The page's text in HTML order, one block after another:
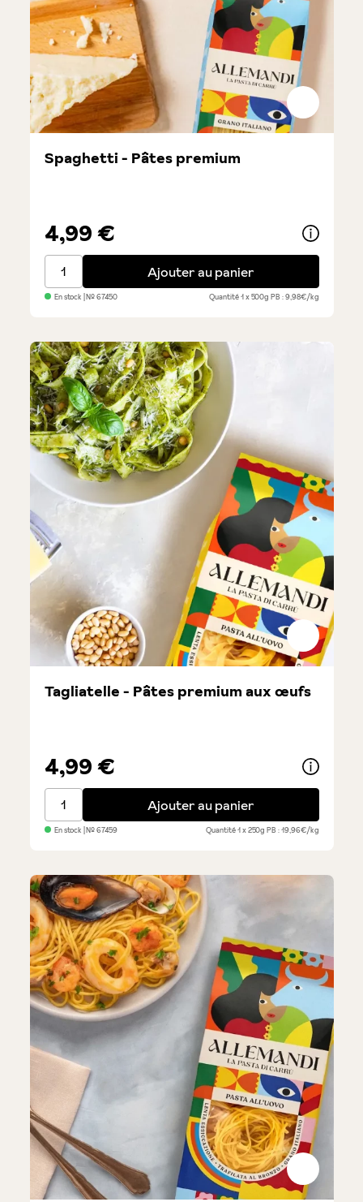
Spaghetti - Pâtes premium
4,99 €
Spaghetti - Pâtes premiumAjouter au panier
En stock | №67450 Quantité1 x 500gPB : 9,98€/kg
Tagliatelle - Pâtes premium aux œufs
4,99 €
Tagliatelle - Pâtes premium aux œufs
Ajouter au panier
En stock | №67459 Quantité1 x 250gPB : 19,96€/kg